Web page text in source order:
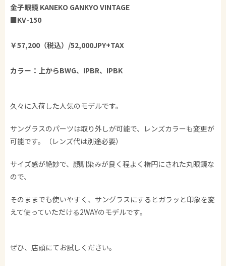
金子眼鏡 KANEKO GANKYO VINTAGE
■KV-150
￥57,200（税込）/52,000JPY+TAX
カラー：上からBWG、IPBR、IPBK
久々に入荷した人気のモデルです。
サングラスのパーツは取り外しが可能で、レンズカラーも変更が
可能です。（レンズ代は別途必要）
サイズ感が絶妙で、顔馴染みが良く程よく楕円にされた丸眼鏡な
ので、
そのままでも使いやすく、サングラスにするとガラッと印象を変
えて使っていただける2WAYのモデルです。
ぜひ、店頭にてお試しください。